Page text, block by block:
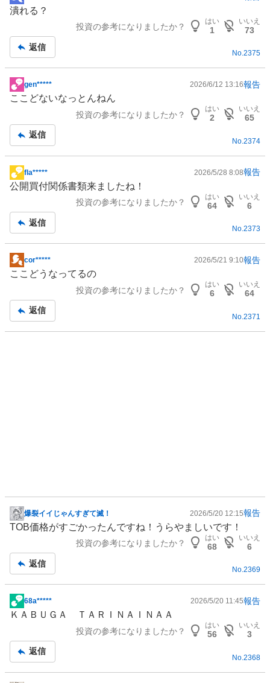
掲
示
事
潰れる？
投資の参考になりましたか？
はい
1
いいえ
73
返信
No.2375
掲
示
事
gen***** 2026/6/12 13:16報告
ここどないなっとんねん
投資の参考になりましたか？
はい
2
いいえ
65
返信
No. 2374
掲
示
事
fla***** 2026/5/28 8:08報告
公開買付関係書類来ましたね！
投資の参考になりましたか？
はい
64
いいえ
6
返信
No.2373
掲
示
事
cor***** 2026/5/21 9:10報告
ここどうなってるの
投資の参考になりましたか？
はい
6
いいえ
64
返信
No. 2371
掲
示
事
爆裂イイじゃんすぎて滅！ 2026/5/20 12:15報告
TOB価格がすごかったんですね！うらやましいです！
投資の参考になりましたか？
はい
68
いいえ
6
返信
No.2369
掲
示
事
68a***** 2026/5/20 11:45報告
ＫＡＢＵＧＡ ＴＡＲＩＮＡＩＮＡＡ
投資の参考になりましたか？
はい
56
いいえ
3
返信
No. 2368